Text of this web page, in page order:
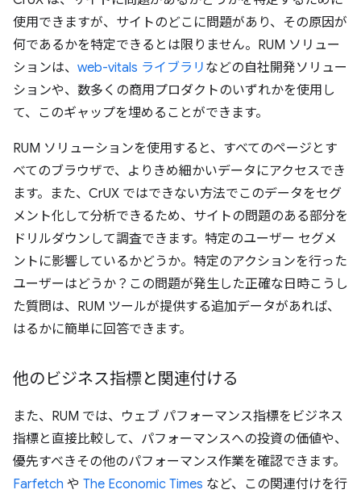
使用できますが、サイトのどこに問題があり、その原因が
何であるかを特定できるとは限りません。RUM ソリュー
ションは、 web-vitals ライブラリ などの自社開発ソリュー
ションや、数多くの商用プロダクトのいずれかを使用し
て、このギャップを埋めることができます。
RUM ソリューションを使用すると、すべてのページとす
べてのブラウザで、よりきめ細かいデータにアクセスでき
ます。また、CrUX ではできない方法でこのデータをセグ
メント化して分析できるため、サイトの問題のある部分を
ドリルダウンして調査できます。特定のユーザー セグメ
ントに影響しているかどうか。特定のアクションを行った
ユーザーはどうか？この問題が発生した正確な日時こうし
た質問は、RUM ツールが提供する追加データがあれば、
はるかに簡単に回答できます。
他のビジネス指標と関連付ける
また、RUM では、ウェブ パフォーマンス指標をビジネス
指標と直接比較して、パフォーマンスへの投資の価値や、
優先すべきその他のパフォーマンス作業を確認できます。
Farfetch や The Economic Times など、この関連付けを行